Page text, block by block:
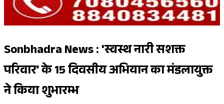
Sonbhadra News : 'स्वस्थ नारी सशक्त
परिवार’ के 15 दिवसीय अभियान का मंडलायुक्त
ने किया शुभारम्भ